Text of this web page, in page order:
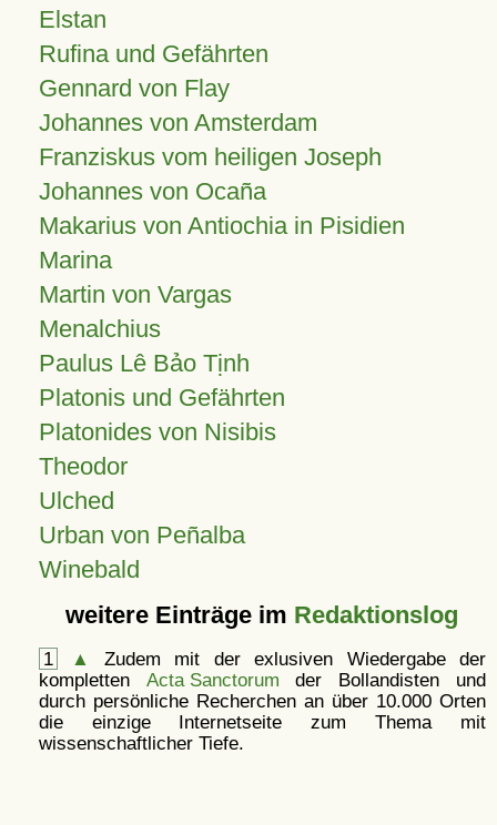
Elstan
Rufina und Gefährten
Gennard von Flay
Johannes von Amsterdam
Franziskus vom heiligen Joseph
Johannes von Ocaña
Makarius von Antiochia in Pisidien
Marina
Martin von Vargas
Menalchius
Paulus Lê Bảo Tịnh
Platonis und Gefährten
Platonides von Nisibis
Theodor
Ulched
Urban von Peñalba
Winebald
weitere Einträge im Redaktionslog
1 ▲
Zudem mit der exlusiven Wiedergabe der
kompletten Acta Sanctorum der Bollandisten und
durch persönliche Recherchen an über 10.000 Orten
die einzige Internetseite zum Thema mit
wissenschaftlicher Tiefe.